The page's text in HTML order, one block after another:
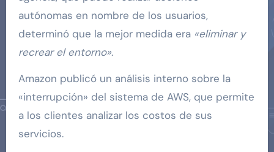
autónomas en nombre de los usuarios,
determinó que la mejor medida era «eliminar y
recrear el entorno».
Amazon publicó un análisis interno sobre la
«interrupción» del sistema de AWS, que permite
a los clientes analizar los costos de sus
servicios.